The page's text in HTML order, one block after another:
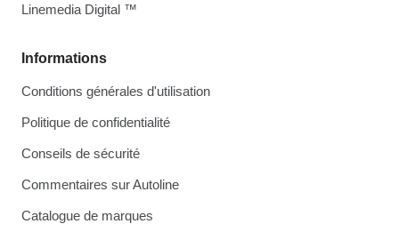
Informations
Conditions générales d'utilisation
Politique de confidentialité
Conseils de sécurité
Commentaires sur Autoline
Catalogue de marques
Linemedia Digital ™